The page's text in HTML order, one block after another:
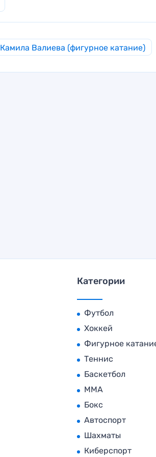
Камила Валиева (фигурное катание)
Категории
Футбол
Хоккей
Фигурное
Теннис
Баскетбол
MMA
Бокс
Автоспорт
Шахматы
Киберспорт